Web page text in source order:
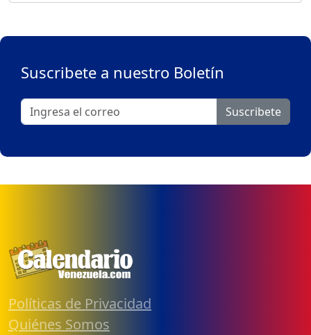
Suscribete a nuestro Boletín
Suscribete
Políticas de Privacidad
Quiénes Somos